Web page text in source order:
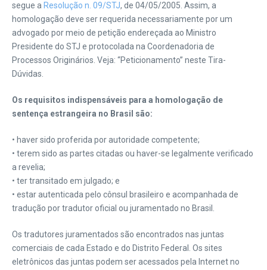
segue a Resolução n. 09/STJ, de 04/05/2005. Assim, a
homologação deve ser requerida necessariamente por um
advogado por meio de petição endereçada ao Ministro
Presidente do STJ e protocolada na Coordenadoria de
Processos Originários. Veja: “Peticionamento” neste Tira-
Dúvidas.
Os requisitos indispensáveis para a homologação de
sentença estrangeira no Brasil são:
• haver sido proferida por autoridade competente;
• terem sido as partes citadas ou haver-se legalmente verificado
a revelia;
• ter transitado em julgado; e
• estar autenticada pelo cônsul brasileiro e acompanhada de
tradução por tradutor oficial ou juramentado no Brasil.
Os tradutores juramentados são encontrados nas juntas
comerciais de cada Estado e do Distrito Federal. Os sites
eletrônicos das juntas podem ser acessados pela Internet no